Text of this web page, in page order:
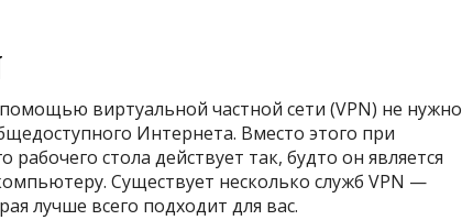
виртуальной частной сети (VPN) не нужно
Интернета. Вместо этого при
стола действует так, будто он является
Существует несколько служб VPN —
лучше всего подходит для вас.